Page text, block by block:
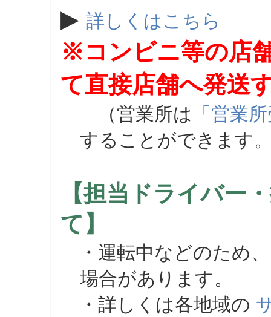
▶ 詳しくはこちら
※コンビニ等の店
て直接店舗へ発送
（営業所は 「営業
することができます
【担当ドライバー
て】
・運転中などのため
場合があります。
・詳しくは各地域の